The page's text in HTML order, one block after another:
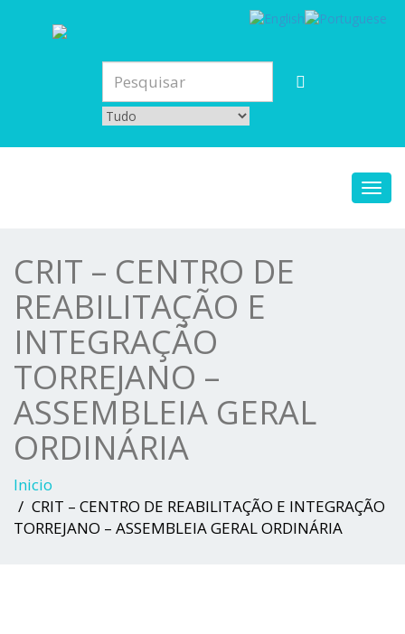
CRIT – CENTRO DE
REABILITAÇÃO E
INTEGRAÇÃO
TORREJANO –
ASSEMBLEIA GERAL
ORDINÁRIA
Inicio
CRIT – CENTRO DE REABILITAÇÃO E INTEGRAÇÃO
TORREJANO – ASSEMBLEIA GERAL ORDINÁRIA